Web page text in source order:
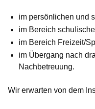
im persönlichen und
im Bereich
im Bereich Freizeit/
im Übergang nach
Nachbetreuung.
Wir erwarten von dem